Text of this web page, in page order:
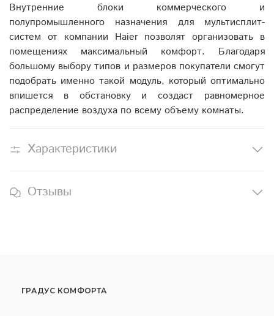
Внутренние блоки коммерческого и
полупромышленного назначения для мультисплит-
систем от компании Haier позволят организовать в
помещениях максимальный комфорт. Благодаря
большому выбору типов и размеров покупатели смогут
подобрать именно такой модуль, который оптимально
впишется в обстановку и создаст равномерное
распределение воздуха по всему объему комнаты.
Характеристики
Отзывы
ГРАДУС КОМФОРТА